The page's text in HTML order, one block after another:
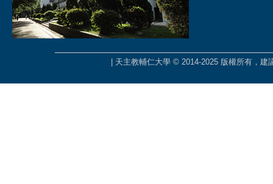
| 天主教輔仁大學 © 2014-2025 版權所有，